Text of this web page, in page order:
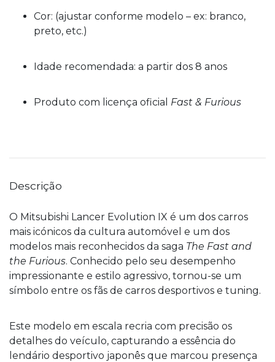
Cor: (ajustar conforme modelo – ex: branco,
preto, etc.)
Idade recomendada: a partir dos 8 anos
Produto com licença oficial Fast & Furious
Descrição
O Mitsubishi Lancer Evolution IX é um dos carros
mais icónicos da cultura automóvel e um dos
modelos mais reconhecidos da saga The Fast and
the Furious. Conhecido pelo seu desempenho
impressionante e estilo agressivo, tornou-se um
símbolo entre os fãs de carros desportivos e tuning.
Este modelo em escala recria com precisão os
detalhes do veículo, capturando a essência do
lendário desportivo japonês que marcou presença